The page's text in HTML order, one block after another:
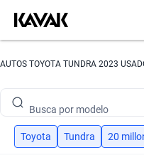
AUTOS TOYOTA TUNDRA 2023
Busca por versión
Toyota Tundra 20